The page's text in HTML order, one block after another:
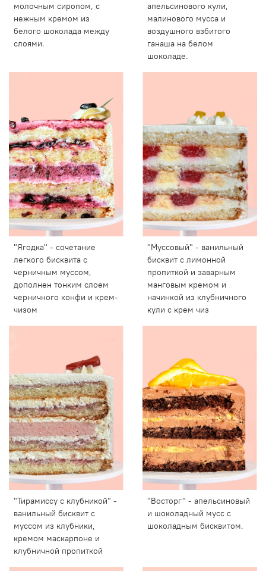
молочным сиропом, с
нежным кремом из
белого шоколада между
слоями.
апельсинового кули,
малинового мусса и
воздушного взбитого
ганаша на белом
шоколаде.
"Ягодка" - сочетание
легкого бисквита с
черничным муссом,
дополнен тонким слоем
черничного конфи и крем-
чизом
"Муссовый" - ванильный
бисквит с лимонной
пропиткой и заварным
манговым кремом и
начинкой из клубничного
кули с крем чиз
"Тирамиссу с клубникой" -
ванильный бисквит с
муссом из клубники,
кремом маскарпоне и
клубничной пропиткой
"Восторг" - апельсиновый
и шоколадный мусс с
шоколадным бисквитом.